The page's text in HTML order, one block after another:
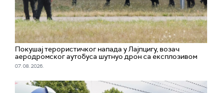
Покушај терористичког напада у Лајпцигу, возач
аеродромског аутобуса шутнуо дрон са експлозивом
07. 08. 2026.